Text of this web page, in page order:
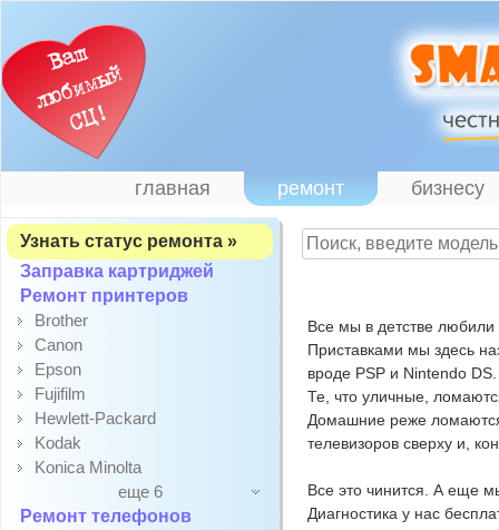
главная ремонт бизнесу
Узнать статус ремонта »
Заправка картриджей
Ремонт принтеров
Brother
Canon
Epson
Fujifilm
Hewlett-Packard
Kodak
Konica Minolta
еще 6
Ремонт телефонов
Все мы в детстве любили
Приставками мы здесь
вроде PSP и Nintendo DS.
Те, что уличные,
Домашние реже
телевизоров сверху и,
Все это чинится. А еще
Диагностика у нас